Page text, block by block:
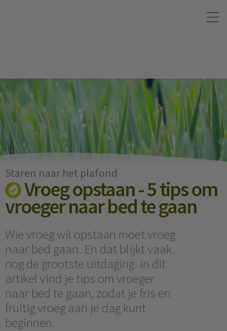
Staren naar het plafond
Vroeg opstaan - 5 tips om
vroeger naar bed te gaan
Wie vroeg wil opstaan moet vroeg
naar bed gaan. En dat blijkt vaak
nog de grootste uitdaging. In dit
artikel vind je tips om vroeger
naar bed te gaan, zodat je fris en
fruitig vroeg aan je dag kunt
beginnen.